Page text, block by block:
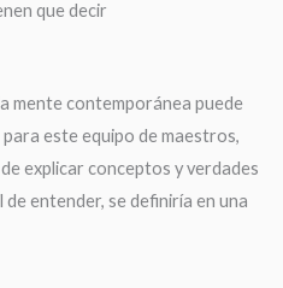
que decir
mente contemporánea puede
este equipo de maestros,
explicar conceptos y verdades
entender, se definiría en una